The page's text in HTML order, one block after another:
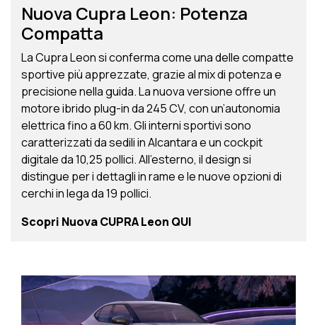
Nuova Cupra Leon: Potenza
Compatta
La Cupra Leon si conferma come una delle compatte
sportive più apprezzate, grazie al mix di potenza e
precisione nella guida. La nuova versione offre un
motore ibrido plug-in da 245 CV, con un’autonomia
elettrica fino a 60 km. Gli interni sportivi sono
caratterizzati da sedili in Alcantara e un cockpit
digitale da 10,25 pollici. All'esterno, il design si
distingue per i dettagli in rame e le nuove opzioni di
cerchi in lega da 19 pollici.
Scopri Nuova CUPRA Leon QUI